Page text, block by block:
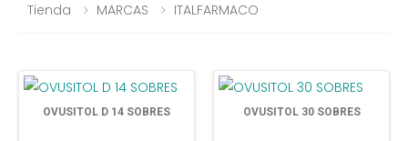
Tienda MARCAS ITALFARMACO
OVUSITOL D 14 SOBRES OVUSITOL 30 SOBRES